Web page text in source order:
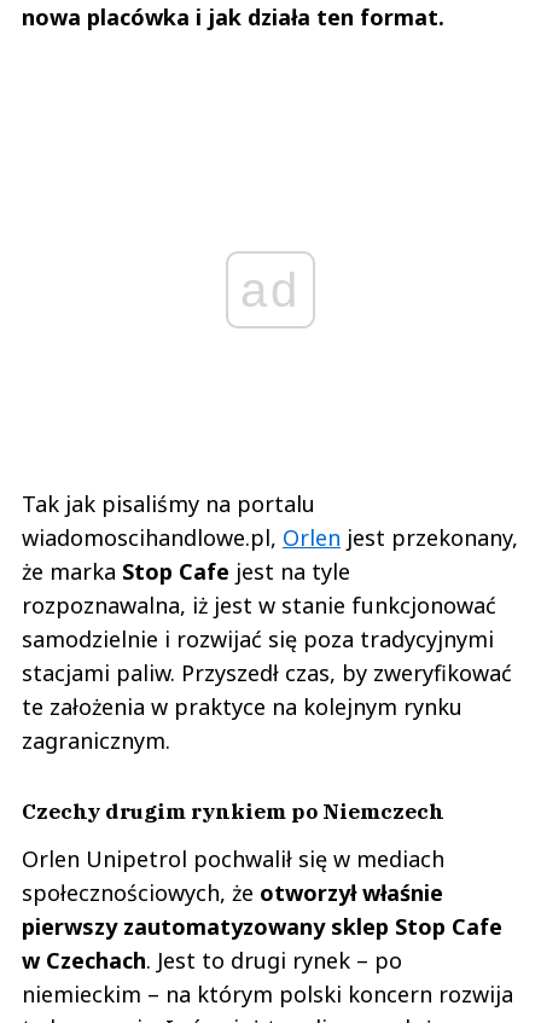
nowa placówka i jak działa ten format.
ad
Tak jak pisaliśmy na portalu
wiadomoscihandlowe.pl, Orlen jest przekonany,
że marka Stop Cafe jest na tyle
rozpoznawalna, iż jest w stanie funkcjonować
samodzielnie i rozwijać się poza tradycyjnymi
stacjami paliw. Przyszedł czas, by zweryfikować
te założenia w praktyce na kolejnym rynku
zagranicznym.
Czechy drugim rynkiem po Niemczech
Orlen Unipetrol pochwalił się w mediach
społecznościowych, że otworzył właśnie
pierwszy zautomatyzowany sklep Stop Cafe
w Czechach. Jest to drugi rynek – po
niemieckim – na którym polski koncern rozwija